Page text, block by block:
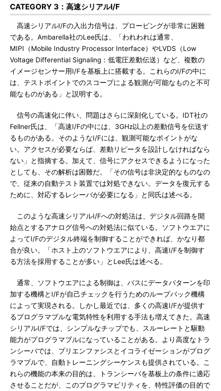
CATEGORY 3：高速シリアルI/F
高速シリアルI/Fの入出力信号は、プロービングが非常に困難
である。Ambarella社のLee氏は、「われわれは通常、
MIPI（Mobile Industry Processor Interface）やLVDS（Low
Voltage Differential Signaling：低電圧差動伝送）など、複数の
イメージセンサー用I/Fを基板上に搭載する。これらのI/Fの中に
は、テストポイントでのスコープによる観測が可能なものと不可
能なものがある」と説明する。
信号の高速化に伴い、問題はさらに深刻化している。IDT社の
Fellner氏は、「高速I/Fの中には、3GHz以上の差動信号を伝送す
るものがある。そのようなI/Fには、観測可能なポイントがな
い。アクセスが必要ならば、差動リピータを設計しなければなら
ない」と指摘する。加えて、信号にアクセスできるようになった
としても、その解析は困難だ。「その信号は非決定的なものなの
で、従来の自動テスト装置では対処できない。データを復元する
ために、対応するレシーバが必要になる」と同氏は述べる。
このような高速シリアルI/Fへの対処法は、デジタル回路を開
始点とするアナログ信号への対処法に似ている。ソフトウエアに
よってI/Fのデジタル終端を制御することができれば、かなり都
合が良い。「ホスト上のソフトウエアにより、高速I/Fを制御す
る方法を採用することが多い」とLee氏は述べる。
通常、ソフトウエアによる制御は、バスにデータパターンを印
加する機構とI/Fが自己チェックを行うためのループバック機構
によって実現される。しかし最近では、多くの高速I/Fが提供す
るプログラマブルな電気特性を利用する手法も増えてきた。高速
シリアルI/Fでは、シンプルなチップでも、スルーレートと駆動
能力がプログラマブルになっていることがある。より高度なトラ
ンシーバでは、プリエンファシスとイコライゼーションがプログ
ラマブルで、自動トレーニングシーケンスも提供されている。こ
れらの機能の本来の目的は、トランシーバを基板上の条件に適応
させることだが、このプログラマビリティを、特性評価の目的で